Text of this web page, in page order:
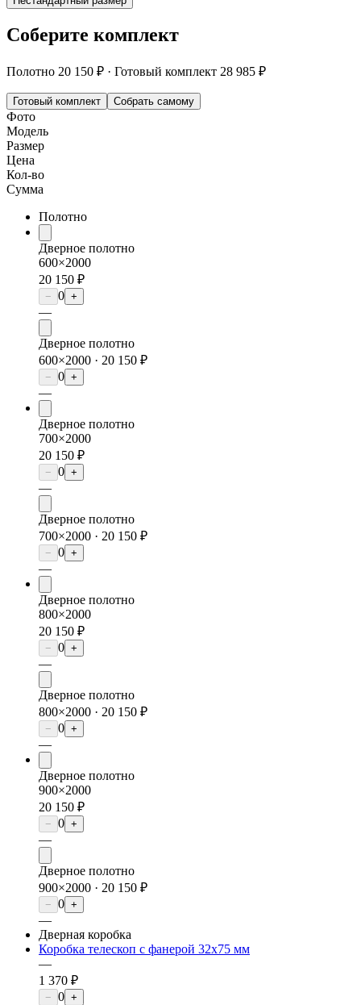
Соберите комплект
Полотно 20 150 ₽ · Готовый комплект 28 985 ₽
Готовый комплект Собрать самому
Фото
Модель
Размер
Цена
Кол-во
Сумма
Полотно
Дверное полотно
600×2000
20 150 ₽
− 0 +
—
Дверное полотно
600×2000 · 20 150 ₽
− 0 +
—
Дверное полотно
700×2000
20 150 ₽
− 0 +
—
Дверное полотно
700×2000 · 20 150 ₽
− 0 +
—
Дверное полотно
800×2000
20 150 ₽
− 0 +
—
Дверное полотно
800×2000 · 20 150 ₽
− 0 +
—
Дверное полотно
900×2000
20 150 ₽
− 0 +
—
Дверное полотно
900×2000 · 20 150 ₽
− 0 +
—
Дверная коробка
Коробка телескоп с фанерой 32х75 мм
—
1 370 ₽
− 0 +